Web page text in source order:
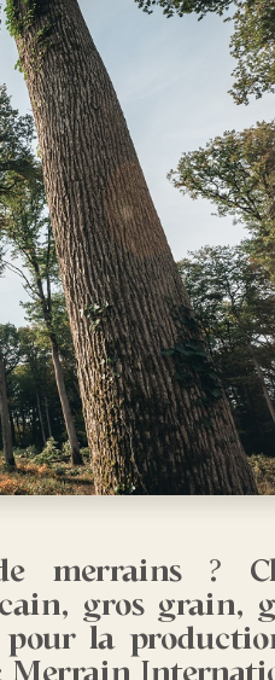
merrains ?
gros grain,
la